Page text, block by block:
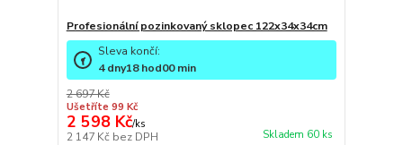
Profesionální pozinkovaný sklopec 122x34x34cm
2 697 Kč
Ušetříte 99 Kč
2 598 Kč/ks
2 147 Kč bez DPH Skladem 60 ks
Sleva končí:
4 dny18hod00min